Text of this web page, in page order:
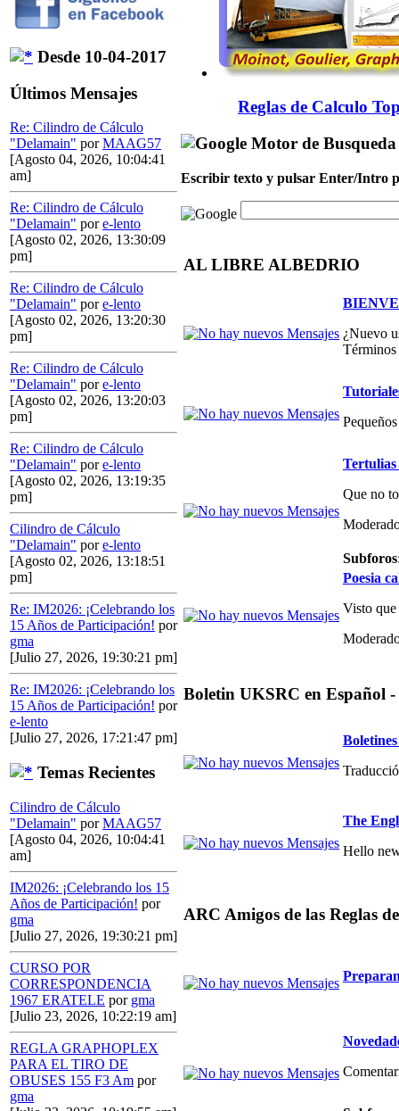
Desde 10-04-2017
Últimos Mensajes
Re: Cilindro de Cálculo
"Delamain" porMAAG57
[Agosto 04, 2026, 10:04:41
am]
Re: Cilindro de Cálculo
"Delamain" pore-lento
[Agosto 02, 2026, 13:30:09
pm]
Re: Cilindro de Cálculo
"Delamain" pore-lento
[Agosto 02, 2026, 13:20:30
pm]
Re: Cilindro de Cálculo
"Delamain" pore-lento
[Agosto 02, 2026, 13:20:03
pm]
Re: Cilindro de Cálculo
"Delamain" pore-lento
[Agosto 02, 2026, 13:19:35
pm]
Cilindro de Cálculo
"Delamain" pore-lento
[Agosto 02, 2026, 13:18:51
pm]
Re: IM2026: ¡Celebrando los
15 Años de Participación! por
gma
[Julio 27, 2026, 19:30:21 pm]
Re: IM2026: ¡Celebrando los
15 Años de Participación! por
e-lento
[Julio 27, 2026, 17:21:47 pm]
Temas Recientes
Cilindro de Cálculo
"Delamain" porMAAG57
[Agosto 04, 2026, 10:04:41
am]
IM2026: ¡Celebrando los 15
Años de Participación! por
gma
[Julio 27, 2026, 19:30:21 pm]
CURSO POR
CORRESPONDENCIA
1967 ERATELE por gma
[Julio 23, 2026, 10:22:19 am]
REGLA GRAPHOPLEX
PARA EL TIRO DE
OBUSES 155 F3 Am por
gma
Reglas de Calculo
Motor de
Escribir texto y pulsar Enter/Intro
AL LIBRE ALBEDRIO
¿Nuevo
Que no
Subforos
Poesia
Visto que
Boletin UKSRC en Español
The
Hello
ARC Amigos de las Reglas